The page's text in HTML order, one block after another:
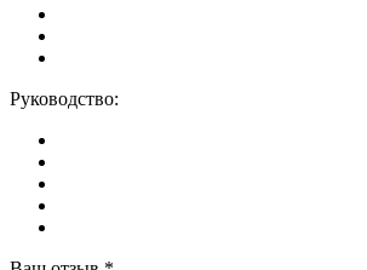
Руководство: